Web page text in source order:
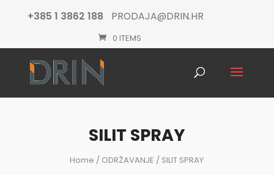
+385 1 3862 188 PRODAJA@DRIN.HR
0 ITEMS
SILIT SPRAY
Home / ODRŽAVANJE / SILIT SPRAY